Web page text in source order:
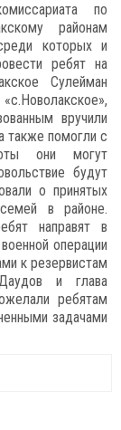
по
районам
которых и
ребят на
Сулейман
вручили
также помогли с
они могут
будут
о принятых
в районе.
направят в
операции
к резервистам
и глава
ребятам
задачами